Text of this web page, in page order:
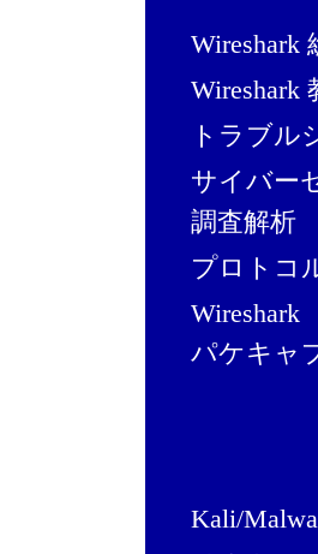
Wireshark
Wireshark
トラブル
サイバー
調査解析
プロトコ
Wireshark
パケキャ
Kali/